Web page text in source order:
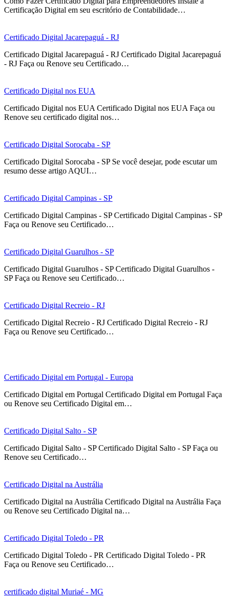
Certificação Digital em seu escritório de Contabilidade…
Certificado Digital Jacarepaguá - RJ
Certificado Digital Jacarepaguá - RJ Certificado Digital Jacarepaguá
- RJ Faça ou Renove seu Certificado…
Certificado Digital nos EUA
Certificado Digital nos EUA Certificado Digital nos EUA Faça ou
Renove seu certificado digital nos…
Certificado Digital Sorocaba - SP
Certificado Digital Sorocaba - SP Se você desejar, pode escutar um
resumo desse artigo AQUI…
Certificado Digital Campinas - SP
Certificado Digital Campinas - SP Certificado Digital Campinas - SP
Faça ou Renove seu Certificado…
Certificado Digital Guarulhos - SP
Certificado Digital Guarulhos - SP Certificado Digital Guarulhos -
SP Faça ou Renove seu Certificado…
Certificado Digital Recreio - RJ
Certificado Digital Recreio - RJ Certificado Digital Recreio - RJ
Faça ou Renove seu Certificado…
Certificado Digital em Portugal - Europa
Certificado Digital em Portugal Certificado Digital em Portugal Faça
ou Renove seu Certificado Digital em…
Certificado Digital Salto - SP
Certificado Digital Salto - SP Certificado Digital Salto - SP Faça ou
Renove seu Certificado…
Certificado Digital na Austrália
Certificado Digital na Austrália Certificado Digital na Austrália Faça
ou Renove seu Certificado Digital na…
Certificado Digital Toledo - PR
Certificado Digital Toledo - PR Certificado Digital Toledo - PR
Faça ou Renove seu Certificado…
certificado digital Muriaé - MG